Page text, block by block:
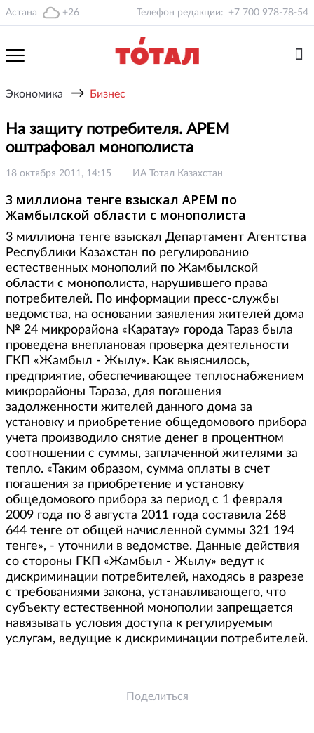
Астана +26 Телефон редакции: +7 700 978-78-54
Экономика → Бизнес
На защиту потребителя. АРЕМ
оштрафовал монополиста
18 октября 2011, 14:15 ИА Тотал Казахстан
3 миллиона тенге взыскал АРЕМ по
Жамбылской области с монополиста
3 миллиона тенге взыскал Департамент Агентства
Республики Казахстан по регулированию
естественных монополий по Жамбылской
области с монополиста, нарушившего права
потребителей. По информации пресс-службы
ведомства, на основании заявления жителей дома
№ 24 микрорайона «Каратау» города Тараз была
проведена внеплановая проверка деятельности
ГКП «Жамбыл - Жылу». Как выяснилось,
предприятие, обеспечивающее теплоснабжением
микрорайоны Тараза, для погашения
задолженности жителей данного дома за
установку и приобретение общедомового прибора
учета производило снятие денег в процентном
соотношении с суммы, заплаченной жителями за
тепло. «Таким образом, сумма оплаты в счет
погашения за приобретение и установку
общедомового прибора за период с 1 февраля
2009 года по 8 августа 2011 года составила 268
644 тенге от общей начисленной суммы 321 194
тенге», - уточнили в ведомстве. Данные действия
со стороны ГКП «Жамбыл - Жылу» ведут к
дискриминации потребителей, находясь в разрезе
с требованиями закона, устанавливающего, что
субъекту естественной монополии запрещается
навязывать условия доступа к регулируемым
услугам, ведущие к дискриминации потребителей.
Поделиться